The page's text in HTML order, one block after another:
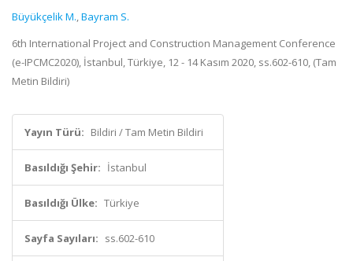
Büyükçelik M.,Bayram S.
6th International Project and Construction Management Conference
(e-IPCMC2020), İstanbul, Türkiye, 12 - 14 Kasım 2020, ss.602-610, (Tam
Metin Bildiri)
Yayın Türü: Bildiri / Tam Metin Bildiri
Basıldığı Şehir: İstanbul
Basıldığı Ülke: Türkiye
Sayfa Sayıları: ss.602-610